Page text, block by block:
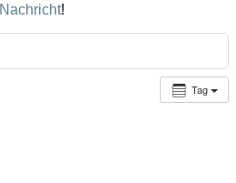
Nachricht!
Tag